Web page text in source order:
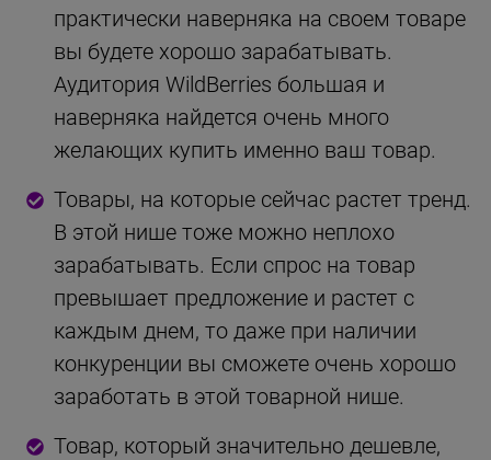
практически наверняка на своем товаре
вы будете хорошо зарабатывать.
Аудитория WildBerries большая и
наверняка найдется очень много
желающих купить именно ваш товар.
Товары, на которые сейчас растет тренд.
В этой нише тоже можно неплохо
зарабатывать. Если спрос на товар
превышает предложение и растет с
каждым днем, то даже при наличии
конкуренции вы сможете очень хорошо
заработать в этой товарной нише.
Товар, который значительно дешевле,